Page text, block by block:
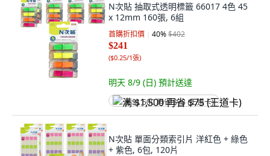
N次貼 抽取式透明標籤 66017 4色 45
x 12mm 160張, 6組
首購折扣價 40%$402
$241
($0.25/1張)
明天 8/9 (日) 預計送達
满 $1,500 再省 $75 (王道卡)
N次貼 單面分類索引片 洋紅色 + 綠色
+ 紫色, 6包, 120片